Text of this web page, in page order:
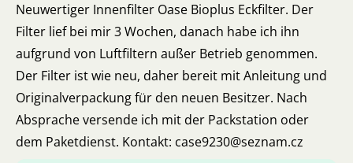
Neuwertiger Innenfilter Oase Bioplus Eckfilter. Der
Filter lief bei mir 3 Wochen, danach habe ich ihn
aufgrund von Luftfiltern außer Betrieb genommen.
Der Filter ist wie neu, daher bereit mit Anleitung und
Originalverpackung für den neuen Besitzer. Nach
Absprache versende ich mit der Packstation oder
dem Paketdienst. Kontakt: case9230@seznam.cz